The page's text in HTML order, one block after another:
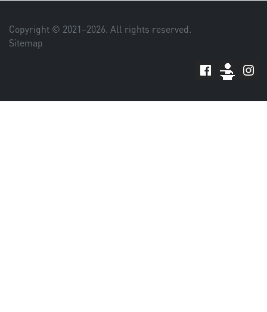
Copyright © 2021–2026. All rights reserved.
Sitemap